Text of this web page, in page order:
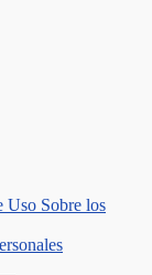
Uso Sobre los